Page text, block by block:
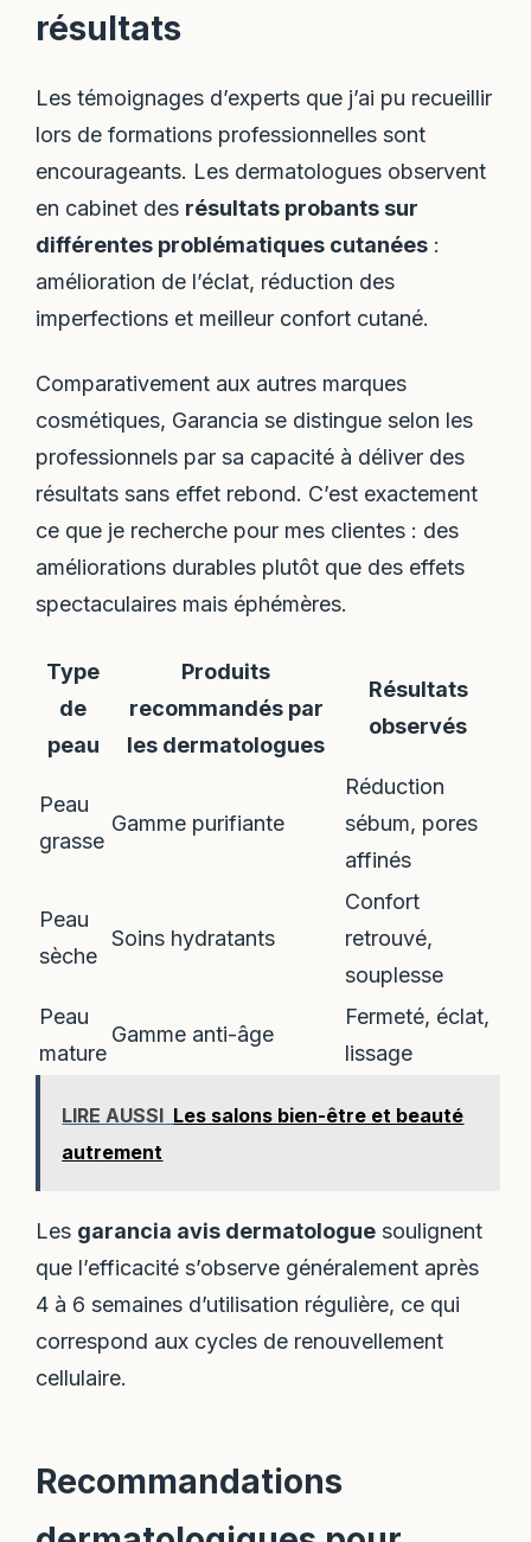
résultats
Les témoignages d’experts que j’ai pu recueillir
lors de formations professionnelles sont
encourageants. Les dermatologues observent
en cabinet des résultats probants sur
différentes problématiques cutanées :
amélioration de l’éclat, réduction des
imperfections et meilleur confort cutané.
Comparativement aux autres marques
cosmétiques, Garancia se distingue selon les
professionnels par sa capacité à déliver des
résultats sans effet rebond. C’est exactement
ce que je recherche pour mes clientes : des
améliorations durables plutôt que des effets
spectaculaires mais éphémères.
Type
de
peau
Produits
recommandés par
les dermatologues
Résultats
observés
Peau
grasse
Gamme purifiante
Réduction
sébum, pores
affinés
Peau
sèche
Soins hydratants
Confort
retrouvé,
souplesse
Peau
mature
Gamme anti-âge
Fermeté, éclat,
lissage
LIRE AUSSI Les salons bien-être et beauté
autrement
Les garancia avis dermatologue soulignent
que l’efficacité s’observe généralement après
4 à 6 semaines d’utilisation régulière, ce qui
correspond aux cycles de renouvellement
cellulaire.
Recommandations